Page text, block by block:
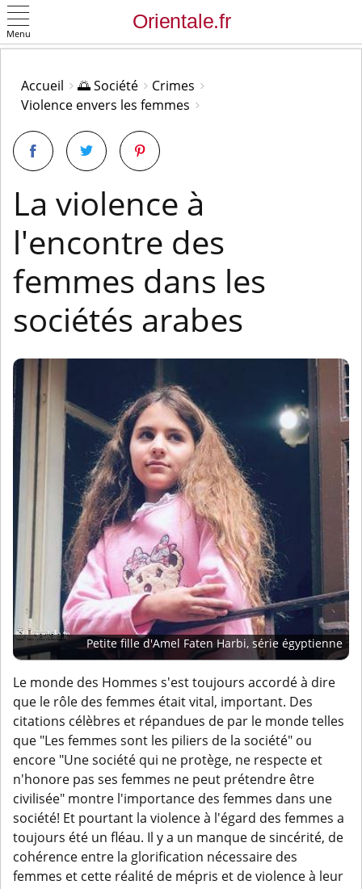
Menu
Accueil 🌅 Société
Crimes
Violence envers les femmes
La violence à
l'encontre des
femmes dans les
sociétés arabes
Petite fille d'Amel Faten Harbi, série égyptienne
Le monde des Hommes s'est toujours accordé à dire
que le rôle des femmes était vital, important. Des
citations célèbres et répandues de par le monde telles
que "Les femmes sont les piliers de la société" ou
encore "Une société qui ne protège, ne respecte et
n'honore pas ses femmes ne peut prétendre être
civilisée" montre l'importance des femmes dans une
société! Et pourtant la violence à l'égard des femmes a
toujours été un fléau. Il y a un manque de sincérité, de
cohérence entre la glorification nécessaire des
femmes et cette réalité de mépris et de violence à leur